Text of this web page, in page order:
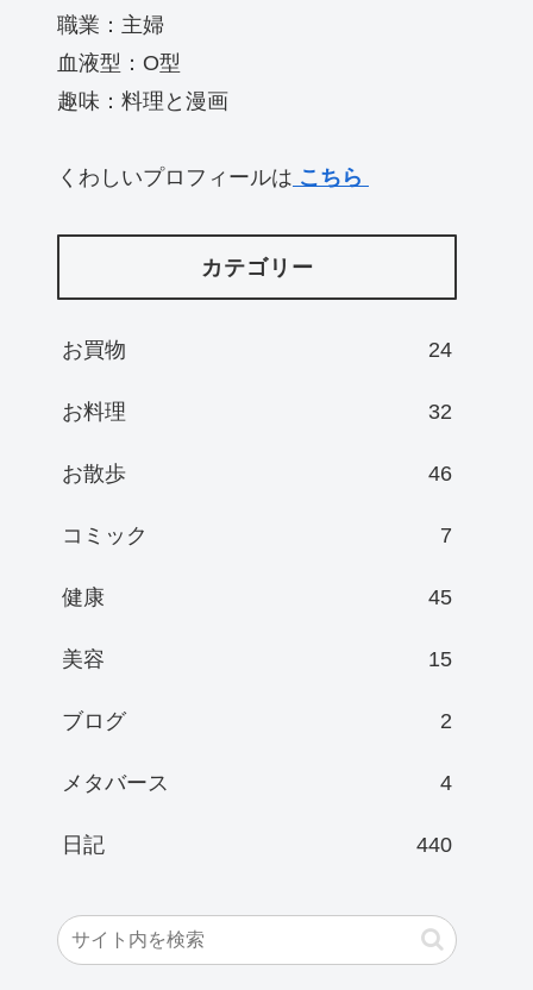
職業：主婦
血液型：O型
趣味：料理と漫画
くわしいプロフィールは こちら
カテゴリー
お買物 24
お料理 32
お散歩 46
コミック 7
健康 45
美容 15
ブログ 2
メタバース 4
日記 440